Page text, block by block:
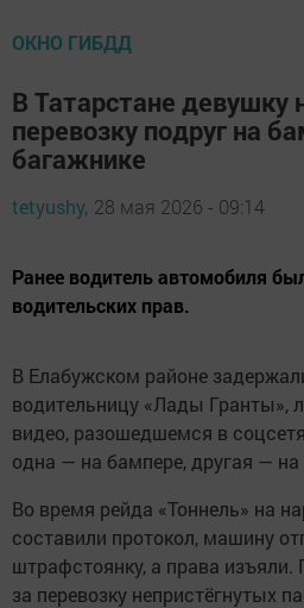
ОКНО ГИБДД
В Татарстане девушку
перевозку подруг на
багажнике
tetyushy, 28 мая 2026 - 09:14
Ранее водитель автомобиля
водительских прав.
В Елабужском районе
водительницу «Лады Гранты»,
видео, разошедшемся в
одна — на бампере, другая —
Во время рейда «Тоннель» на
составили протокол, машину
штрафстоянку, а права изъяли.
за перевозку непристёгнутых